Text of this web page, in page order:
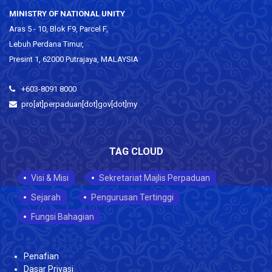
MINISTRY OF NATIONAL UNITY
Aras 5 - 10, Blok F9, Parcel F,
Lebuh Perdana Timur,
Presint 1, 62000 Putrajaya, MALAYSIA
+603-8091 8000
pro[at]perpaduan[dot]gov[dot]my
TAG CLOUD
Visi & Misi
Sekretariat Majlis Perpaduan
Sejarah
Pengurusan Tertinggi
Fungsi Bahagian
Penafian
Dasar Privasi